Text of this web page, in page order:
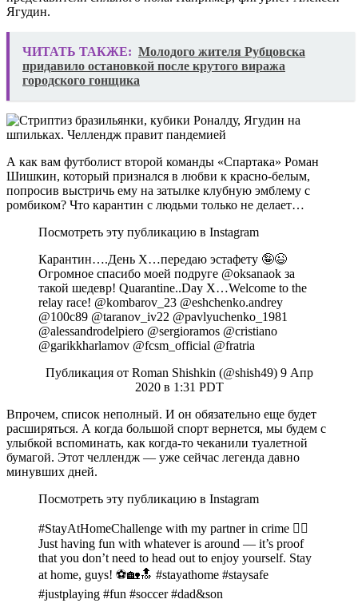
Ягудин.
ЧИТАТЬ ТАКЖЕ: Молодого жителя Рубцовска
придавило остановкой после крутого виража
городского гонщика
А как вам футболист второй команды «Спартака» Роман
Шишкин, который признался в любви к красно-белым,
попросив выстричь ему на затылке клубную эмблему с
ромбиком? Что карантин с людьми только не делает…
Посмотреть эту публикацию в Instagram
Карантин….День X…передаю эстафету 🤪😉
Огромное спасибо моей подруге @oksanaok за
такой шедевр! Quarantine..Day X…Welcome to the
relay race! @kombarov_23 @eshchenko.andrey
@100c89 @taranov_iv22 @pavlyuchenko_1981
@alessandrodelpiero @sergioramos @cristiano
@garikkharlamov @fcsm_official @fratria
Публикация от Roman Shishkin (@shish49) 9 Апр
2020 в 1:31 PDT
Впрочем, список неполный. И он обязательно еще будет
расширяться. А когда большой спорт вернется, мы будем с
улыбкой вспоминать, как когда-то чеканили туалетной
бумагой. Этот челлендж — уже сейчас легенда давно
минувших дней.
Посмотреть эту публикацию в Instagram
#StayAtHomeChallenge with my partner in crime 🕵‍♂
Just having fun with whatever is around — it’s proof
that you don’t need to head out to enjoy yourself. Stay
at home, guys! ⚽🏡🔝 #stayathome #staysafe
#justplaying #fun #soccer #dad&son